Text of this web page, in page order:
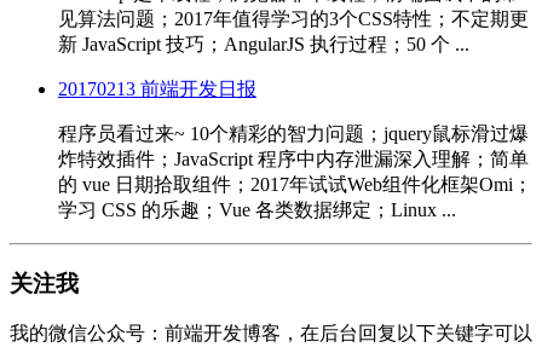
见算法问题；2017年值得学习的3个CSS特性；不定期更
新 JavaScript 技巧；AngularJS 执行过程；50 个 ...
20170213 前端开发日报
程序员看过来~ 10个精彩的智力问题；jquery鼠标滑过爆
炸特效插件；JavaScript 程序中内存泄漏深入理解；简单
的 vue 日期拾取组件；2017年试试Web组件化框架Omi；
学习 CSS 的乐趣；Vue 各类数据绑定；Linux ...
关注我
我的微信公众号：前端开发博客，在后台回复以下关键字可以